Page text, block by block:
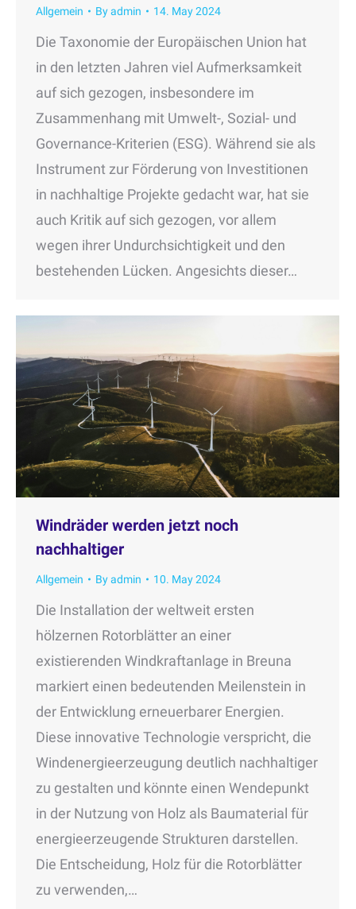
Allgemein Byadmin 14. May 2024
Die Taxonomie der Europäischen Union hat
in den letzten Jahren viel Aufmerksamkeit
auf sich gezogen, insbesondere im
Zusammenhang mit Umwelt-, Sozial- und
Governance-Kriterien (ESG). Während sie als
Instrument zur Förderung von Investitionen
in nachhaltige Projekte gedacht war, hat sie
auch Kritik auf sich gezogen, vor allem
wegen ihrer Undurchsichtigkeit und den
bestehenden Lücken. Angesichts dieser…
Windräder werden jetzt noch
nachhaltiger
Allgemein Byadmin 10. May 2024
Die Installation der weltweit ersten
hölzernen Rotorblätter an einer
existierenden Windkraftanlage in Breuna
markiert einen bedeutenden Meilenstein in
der Entwicklung erneuerbarer Energien.
Diese innovative Technologie verspricht, die
Windenergieerzeugung deutlich nachhaltiger
zu gestalten und könnte einen Wendepunkt
in der Nutzung von Holz als Baumaterial für
energieerzeugende Strukturen darstellen.
Die Entscheidung, Holz für die Rotorblätter
zu verwenden,…